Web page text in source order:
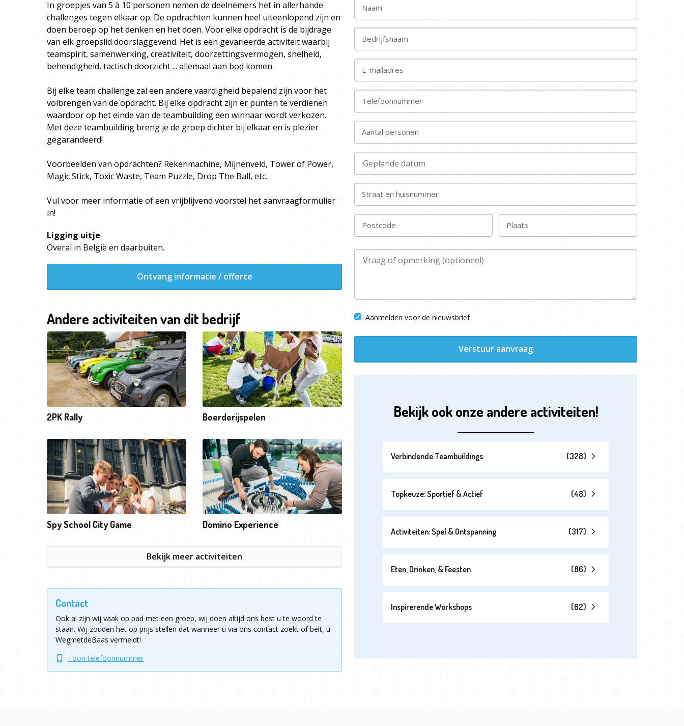
In groepjes van 5 à 10 personen nemen de deelnemers het in allerhande
challenges tegen elkaar op. De opdrachten kunnen heel uiteenlopend zijn en
doen beroep op het denken en het doen. Voor elke opdracht is de bijdrage
van elk groepslid doorslaggevend. Het is een gevarieerde activiteit waarbij
teamspirit, samenwerking, creativiteit, doorzettingsvermogen, snelheid,
behendigheid, tactisch doorzicht ... allemaal aan bod komen.
Bij elke team challenge zal een andere vaardigheid bepalend zijn voor het
volbrengen van de opdracht. Bij elke opdracht zijn er punten te verdienen
waardoor op het einde van de teambuilding een winnaar wordt verkozen.
Met deze teambuilding breng je de groep dichter bij elkaar en is plezier
gegarandeerd!
Voorbeelden van opdrachten? Rekenmachine, Mijnenveld, Tower of Power,
Magic Stick, Toxic Waste, Team Puzzle, Drop The Ball, etc.
Vul voor meer informatie of een vrijblijvend voorstel het aanvraagformulier
in!
Ligging uitje
Overal in België en daarbuiten.
Ontvang informatie / offerte
Andere activiteiten van dit bedrijf
2PK Rally Boerderijspelen
Spy School City Game Domino Experience
Bekijk meer activiteiten
Contact
Ook al zijn wij vaak op pad met een groep, wij doen altijd ons best u te woord te
staan. Wij zouden het op prijs stellen dat wanneer u via ons contact zoekt of belt, u
WegmetdeBaas vermeldt!
Toon telefoonnummer
Naam
Bedrijfsnaam
E-mailadres
Telefoonnummer
Aantal personen
Straat en huisnummer
Postcode Plaats
Aanmelden voor de nieuwsbrief
Verstuur aanvraag
Bekijk ook onze andere activiteiten!
Verbindende Teambuildings (328)
Topkeuze: Sportief & Actief (48)
Activiteiten: Spel & Ontspanning (317)
Eten, Drinken, & Feesten (86)
Inspirerende Workshops (62)